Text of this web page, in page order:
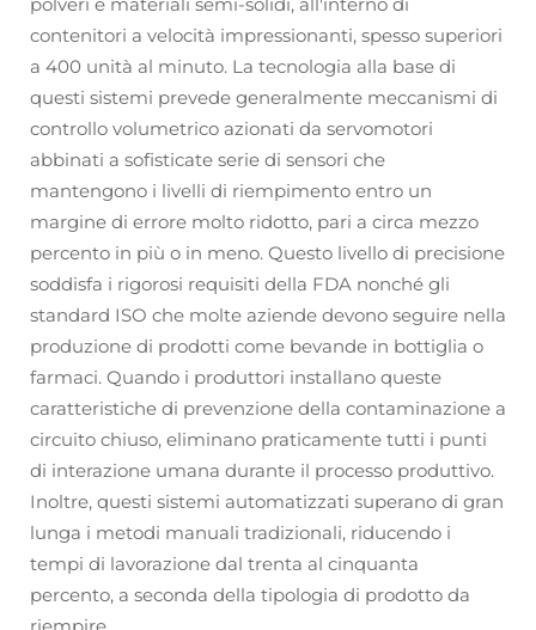
contenitori a velocità impressionanti, spesso superiori
a 400 unità al minuto. La tecnologia alla base di
questi sistemi prevede generalmente meccanismi di
controllo volumetrico azionati da servomotori
abbinati a sofisticate serie di sensori che
mantengono i livelli di riempimento entro un
margine di errore molto ridotto, pari a circa mezzo
percento in più o in meno. Questo livello di precisione
soddisfa i rigorosi requisiti della FDA nonché gli
standard ISO che molte aziende devono seguire nella
produzione di prodotti come bevande in bottiglia o
farmaci. Quando i produttori installano queste
caratteristiche di prevenzione della contaminazione a
circuito chiuso, eliminano praticamente tutti i punti
di interazione umana durante il processo produttivo.
Inoltre, questi sistemi automatizzati superano di gran
lunga i metodi manuali tradizionali, riducendo i
tempi di lavorazione dal trenta al cinquanta
percento, a seconda della tipologia di prodotto da
riempire.